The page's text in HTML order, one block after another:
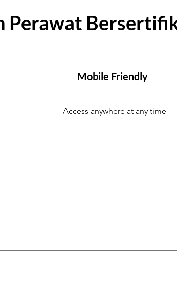
Perawat
Mobile Friendly
Access anywhere at any time